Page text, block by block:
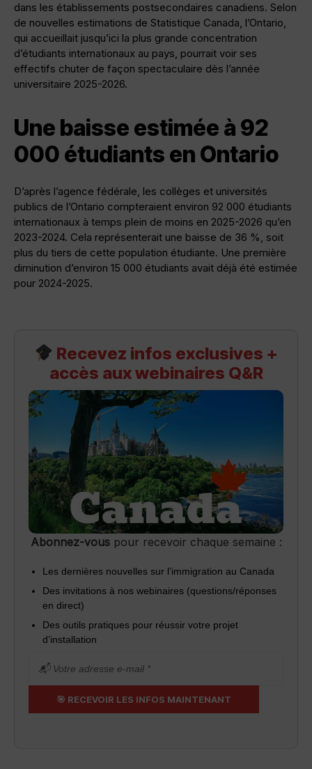
dans les établissements postsecondaires canadiens. Selon
de nouvelles estimations de Statistique Canada, l’Ontario,
qui accueillait jusqu’ici la plus grande concentration
d’étudiants internationaux au pays, pourrait voir ses
effectifs chuter de façon spectaculaire dès l’année
universitaire 2025-2026.
Une baisse estimée à 92
000 étudiants en Ontario
D’après l’agence fédérale, les collèges et universités
publics de l’Ontario compteraient environ 92 000 étudiants
internationaux à temps plein de moins en 2025-2026 qu’en
2023-2024. Cela représenterait une baisse de 36 %, soit
plus du tiers de cette population étudiante. Une première
diminution d’environ 15 000 étudiants avait déjà été estimée
pour 2024-2025.
Recevez infos exclusives +
accès aux webinaires Q&R
Abonnez-vouspour recevoir chaque semaine :
Les dernières nouvelles sur l’immigration au Canada
Des invitations à nos webinaires (questions/réponses
en direct)
Des outils pratiques pour réussir votre projet
d’installation